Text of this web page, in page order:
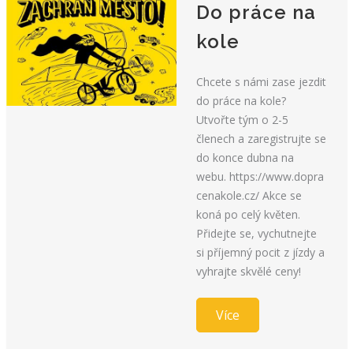
Do práce na
kole
Chcete s námi zase jezdit
do práce na kole?
Utvořte tým o 2-5
členech a zaregistrujte se
do konce dubna na
webu. https://www.dopra
cenakole.cz/ Akce se
koná po celý květen.
Přidejte se, vychutnejte
si příjemný pocit z jízdy a
vyhrajte skvělé ceny!
Více